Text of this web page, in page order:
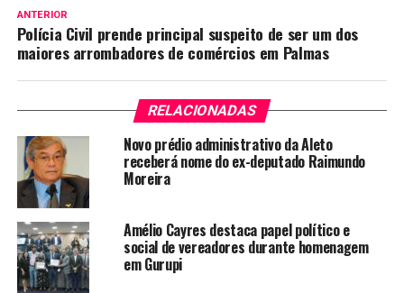
ANTERIOR
Polícia Civil prende principal suspeito de ser um dos
maiores arrombadores de comércios em Palmas
RELACIONADAS
Novo prédio administrativo da Aleto
receberá nome do ex-deputado Raimundo
Moreira
Amélio Cayres destaca papel político e
social de vereadores durante homenagem
em Gurupi